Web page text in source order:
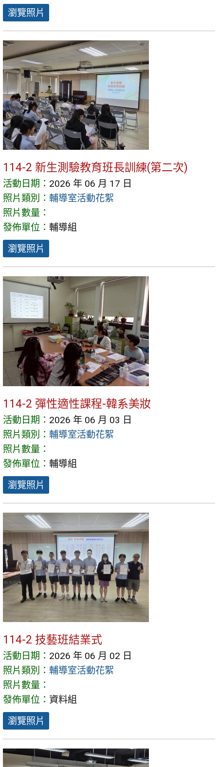
瀏覽照片
114-2 新生測驗教育班長訓練(第二次)
活動日期： 2026 年 06 月 17 日
照片類別： 輔導室活動花絮
照片數量：
發佈單位： 輔導組
瀏覽照片
114-2 彈性適性課程-韓系美妝
活動日期： 2026 年 06 月 03 日
照片類別： 輔導室活動花絮
照片數量：
發佈單位： 輔導組
瀏覽照片
114-2 技藝班結業式
活動日期： 2026 年 06 月 02 日
照片類別： 輔導室活動花絮
照片數量：
發佈單位： 資料組
瀏覽照片